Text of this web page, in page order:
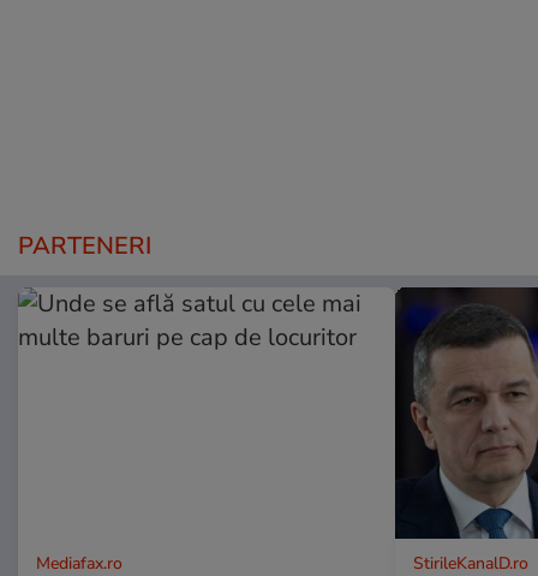
PARTENERI
Mediafax.ro StirileKanalD.ro